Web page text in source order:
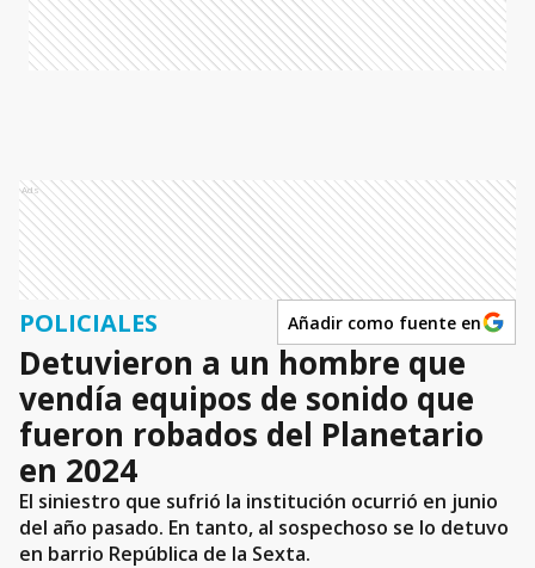
Ads
POLICIALES Añadir como fuente en
Detuvieron a un hombre que
vendía equipos de sonido que
fueron robados del Planetario
en 2024
El siniestro que sufrió la institución ocurrió en junio
del año pasado. En tanto, al sospechoso se lo detuvo
en barrio República de la Sexta.